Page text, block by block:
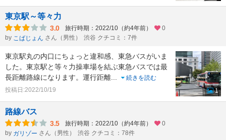
東京駅～等々力
3.0 旅行時期：2022/10（約4年前）
0
by こばじょん さん（男性） 渋谷 クチコミ：7件
東京駅丸の内口にちょっと違和感、東急バスがいま
した。東京駅と等々力操車場を結ぶ東急バスでは最
長距離路線になります。運行距離
続きを読む
投稿日:2022/10/19
1
路線バス
3.5 旅行時期：2022/10（約4年前）
0
by ガリゾー さん（男性） 渋谷 クチコミ：78件